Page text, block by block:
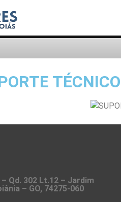
– Qd. 302 Lt.12 – Jardim
– GO, 74275-060